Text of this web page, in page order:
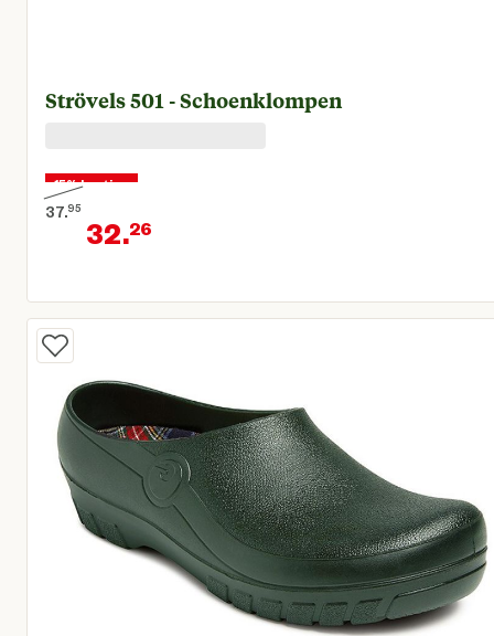
Strövels 501 - Schoenklompen
15% korting
37.95
Oorspronkelijke prijs € 37,95
32.26
Huidige prijs € 32,26